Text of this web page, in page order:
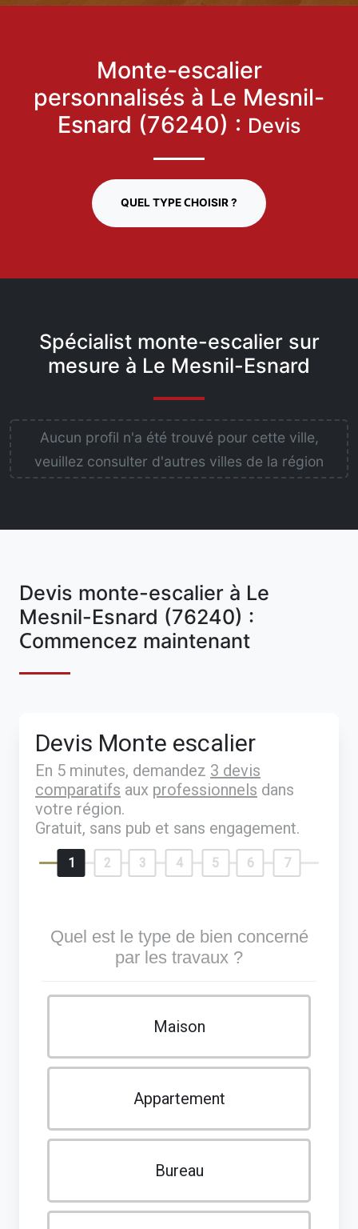
Monte-escalier
personnalisés à Le Mesnil-
Esnard (76240) : Devis
QUEL TYPE CHOISIR ?
Spécialist monte-escalier sur
mesure à Le Mesnil-Esnard
Aucun profil n'a été trouvé pour cette ville,
veuillez consulter d'autres villes de la région
Devis monte-escalier à Le
Mesnil-Esnard (76240) :
Commencez maintenant
Devis Monte escalier
En 5 minutes, demandez 3 devis
comparatifs aux professionnels dans
votre région.
Gratuit, sans pub et sans engagement.
1 2 3 4 5 6 7
Quel est le type de bien concerné
par les travaux ?
Maison
Appartement
Bureau